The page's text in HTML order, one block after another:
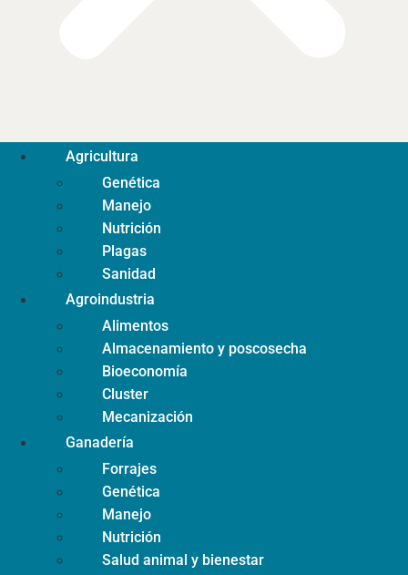
Agricultura
Genética
Manejo
Nutrición
Plagas
Sanidad
Agroindustria
Alimentos
Almacenamiento y poscosecha
Bioeconomía
Cluster
Mecanización
Ganadería
Forrajes
Genética
Manejo
Nutrición
Salud animal y bienestar